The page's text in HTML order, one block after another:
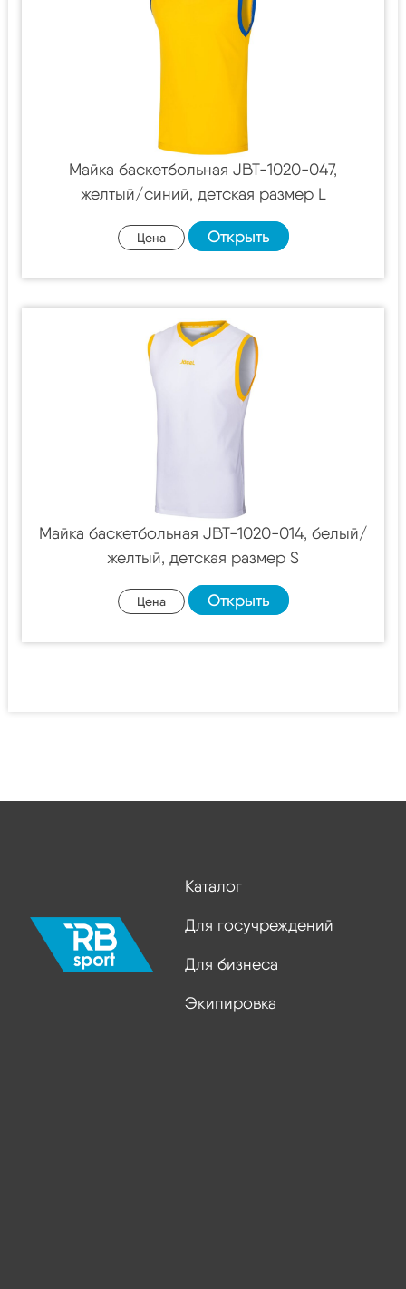
Майка баскетбольная JBT-1020-047,
желтый/синий, детская размер L
Цена Открыть
Майка баскетбольная JBT-1020-014, белый/
желтый, детская размер S
Цена Открыть
Каталог
Для госучреждений
Для бизнеса
Экипировка